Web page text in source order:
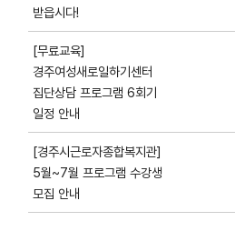
받읍시다!
[무료교육]
경주여성새로일하기센터
집단상담 프로그램 6회기
일정 안내
[경주시근로자종합복지관]
5월~7월 프로그램 수강생
모집 안내